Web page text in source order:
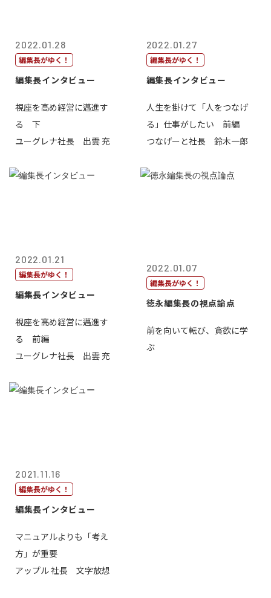
2022.01.28
編集長がゆく！
編集長インタビュー
視座を高め経営に邁進す
る 下
ユーグレナ社長 出雲 充
2022.01.27
編集長がゆく！
編集長インタビュー
人生を掛けて「人をつなげ
る」仕事がしたい 前編
つなげーと社長 鈴木一郎
2022.01.21
編集長がゆく！
編集長インタビュー
視座を高め経営に邁進す
る 前編
ユーグレナ社長 出雲 充
2022.01.07
編集長がゆく！
徳永編集長の視点論点
前を向いて転び、貪欲に学
ぶ
2021.11.16
編集長がゆく！
編集長インタビュー
マニュアルよりも「考え
方」が重要
アップル 社長 文字放想